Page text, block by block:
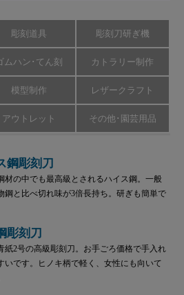
彫刻道具 彫刻刀研ぎ機
ムハン･てん刻 カトラリー制作
模型制作 レザークラフト
アウトレット その他･園芸用品
鋼彫刻刀
材の中でも最高級とされるハイス鋼。一般
鋼と比べ切れ味が3倍長持ち。研ぎも簡単で
彫刻刀
紙2号の高級彫刻刀。お手ごろ価格で手入れ
いです。ヒノキ柄で軽く、女性にも向いて